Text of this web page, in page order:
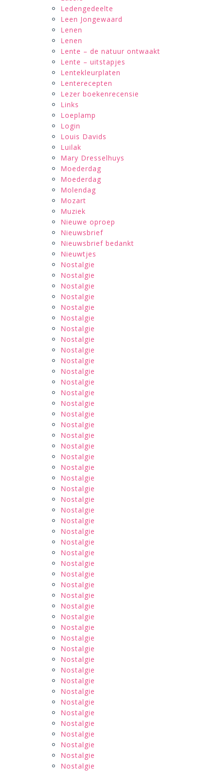
Ledengedeelte
Leen Jongewaard
Lenen
Lenen
Lente – de natuur ontwaakt
Lente – uitstapjes
Lentekleurplaten
Lenterecepten
Lezer boekenrecensie
Links
Loeplamp
Login
Louis Davids
Luilak
Mary Dresselhuys
Moederdag
Moederdag
Molendag
Mozart
Muziek
Nieuwe oproep
Nieuwsbrief
Nieuwsbrief bedankt
Nieuwtjes
Nostalgie
Nostalgie
Nostalgie
Nostalgie
Nostalgie
Nostalgie
Nostalgie
Nostalgie
Nostalgie
Nostalgie
Nostalgie
Nostalgie
Nostalgie
Nostalgie
Nostalgie
Nostalgie
Nostalgie
Nostalgie
Nostalgie
Nostalgie
Nostalgie
Nostalgie
Nostalgie
Nostalgie
Nostalgie
Nostalgie
Nostalgie
Nostalgie
Nostalgie
Nostalgie
Nostalgie
Nostalgie
Nostalgie
Nostalgie
Nostalgie
Nostalgie
Nostalgie
Nostalgie
Nostalgie
Nostalgie
Nostalgie
Nostalgie
Nostalgie
Nostalgie
Nostalgie
Nostalgie
Nostalgie
Nostalgie